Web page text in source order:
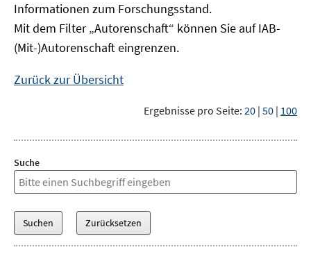
Informationen zum Forschungsstand.
Mit dem Filter „Autorenschaft“ können Sie auf IAB-
(Mit-)Autorenschaft eingrenzen.
Zurück zur Übersicht
Ergebnisse pro Seite: 20 | 50 | 100
Suche